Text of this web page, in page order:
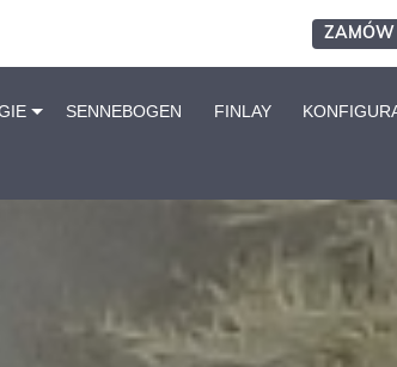
ZAMÓW
SENNEBOGEN FINLAY